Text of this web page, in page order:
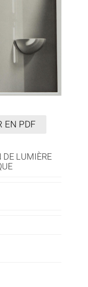
EN PDF
DE LUMIÈRE